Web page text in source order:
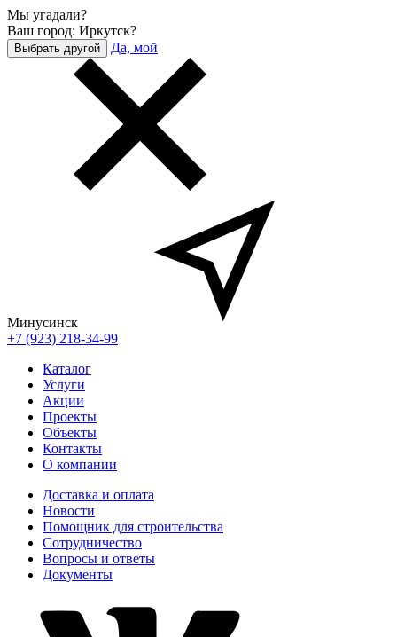
Мы угадали?
Ваш город: Иркутск?
Выбрать другой Да, мой
Минусинск
+7 (923) 218-34-99
Каталог
Услуги
Акции
Проекты
Объекты
Контакты
О компании
Доставка и оплата
Новости
Помощник для строительства
Сотрудничество
Вопросы и ответы
Документы